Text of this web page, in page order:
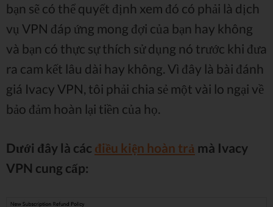
bạn sẽ có thể quyết định xem đó có phải là dịch
vụ VPN đáp ứng mong đợi của bạn hay không
và bạn có thực sự thích sử dụng nó trước khi đưa
ra cam kết lâu dài hay không. Vì đây là bài đánh
giá Ivacy VPN, tôi phải chia sẻ một vài lo ngại về
bảo đảm hoàn lại tiền của họ.
Dưới đây là các điều kiện hoàn trả mà Ivacy
VPN cung cấp: